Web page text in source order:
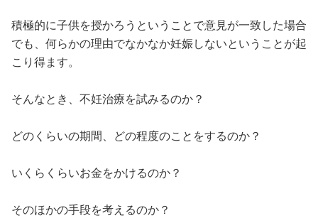
積極的に子供を授かろうということで意見が一致した場合
でも、何らかの理由でなかなか妊娠しないということが起
こり得ます。
そんなとき、不妊治療を試みるのか？
どのくらいの期間、どの程度のことをするのか？
いくらくらいお金をかけるのか？
そのほかの手段を考えるのか？